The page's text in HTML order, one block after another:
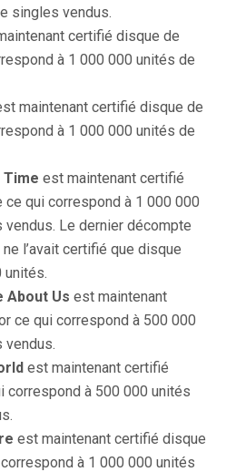
singles vendus.
certifié disque de
à 1 000 000 unités de
maintenant certifié disque de
à 1 000 000 unités de
Time est maintenant certifié
qui correspond à 1 000 000
Le dernier décompte
l’avait certifié que disque
unités.
About Us est maintenant
ce qui correspond à 500 000
vendus.
est maintenant certifié
correspond à 500 000 unités
est maintenant certifié disque
à 1 000 000 unités